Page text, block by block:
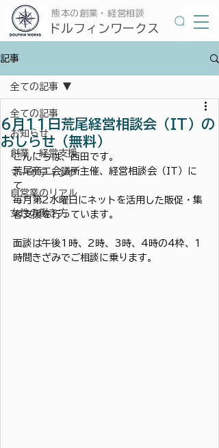
​ドルフィンワークス
​熊本の創業・経営相談
記事
全ての記事
お知らせ
創業・経営支援
マーケティング
自営業のリアル
女性の働き方
全ての記事
6月11日荒尾経営相談会（IT）の
おしらせ（無料）
こんにちは、西田です。
荒尾商工会議所主催、経営相談会（IT）に
て
毎月第2水曜日にネットを活用した販促・集
客支援を行っています。
面談は午後1時、2時、3時、4時の4枠、1
時間きざみでご相談に乗ります。